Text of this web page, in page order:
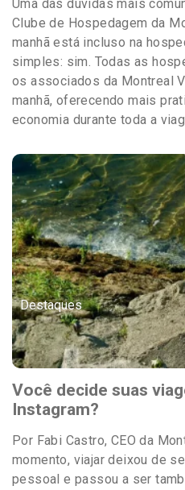
Uma das dúvidas mais
Clube de Hospedagem da
manhã está incluso na
simples: sim. Todas as
os associados da Montreal
manhã, oferecendo mais
economia durante toda a
Destaques
Você decide suas
Instagram?
Por Fabi Castro, CEO da
momento, viajar deixou de
pessoal e passou a ser